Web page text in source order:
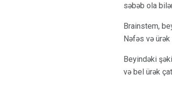
səbəb ola
Brainstem,
Nəfəs və
Beyindəki
və bel ürək